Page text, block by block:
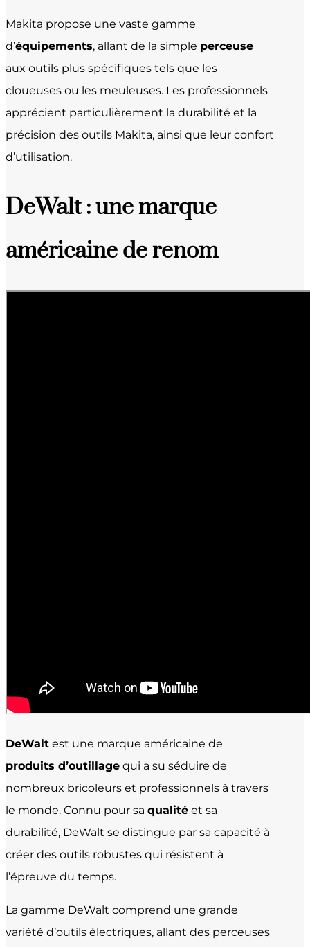
Makita propose une vaste gamme
d’équipements, allant de la simple perceuse
aux outils plus spécifiques tels que les
cloueuses ou les meuleuses. Les professionnels
apprécient particulièrement la durabilité et la
précision des outils Makita, ainsi que leur confort
d’utilisation.
DeWalt : une marque
américaine de renom
DeWalt est une marque américaine de
produits d’outillage qui a su séduire de
nombreux bricoleurs et professionnels à travers
le monde. Connu pour sa qualité et sa
durabilité, DeWalt se distingue par sa capacité à
créer des outils robustes qui résistent à
l’épreuve du temps.
La gamme DeWalt comprend une grande
variété d’outils électriques, allant des perceuses